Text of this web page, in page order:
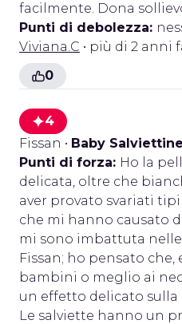
facilmente. Dona
Punti di debolezza:
Viviana.C • più di 2 anni
0
4
Fissan • Baby
Punti di forza: Ho la
delicata, oltre che
aver provato svariati
che mi hanno causato
mi sono imbattuta
Fissan; ho pensato che,
bambini o meglio ai
un effetto delicato sulla
Le salviette hanno un